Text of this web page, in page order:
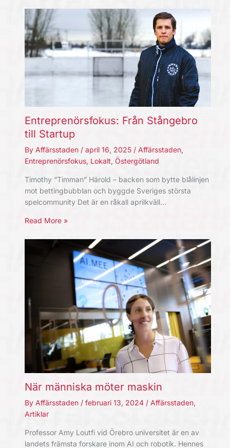
Entreprenörsfokus: Från Stångebro
till Startup
By Affärsstaden / april 16, 2025 / Affärsstaden,
Entreprenörsfokus, Lokalt, Östergötland
Timothy “Timman” Härold – backen som bytte blålinjen
mot bettingbubblan och byggde Sveriges största
spelcommunity Det är en råkall aprilkväll…
Read More »
När människa möter maskin
By Affärsstaden / februari 13, 2024 / Affärsstaden,
Artiklar
Professor Amy Loutfi vid Örebro universitet är en av
landets främsta forskare inom AI och robotik. Hennes